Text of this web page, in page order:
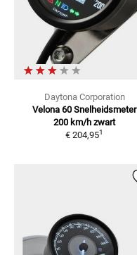
Daytona Corporation
Velona 60 Snelheidsmeter
200 km/h zwart
€ 204,951